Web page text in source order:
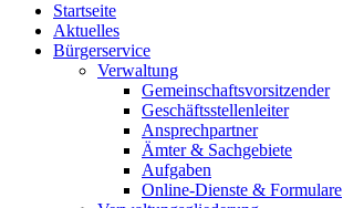
Startseite
Aktuelles
Bürgerservice
Verwaltung
Gemeinschaftsvorsitzender
Geschäftsstellenleiter
Ansprechpartner
Ämter & Sachgebiete
Aufgaben
Online-Dienste & Formulare